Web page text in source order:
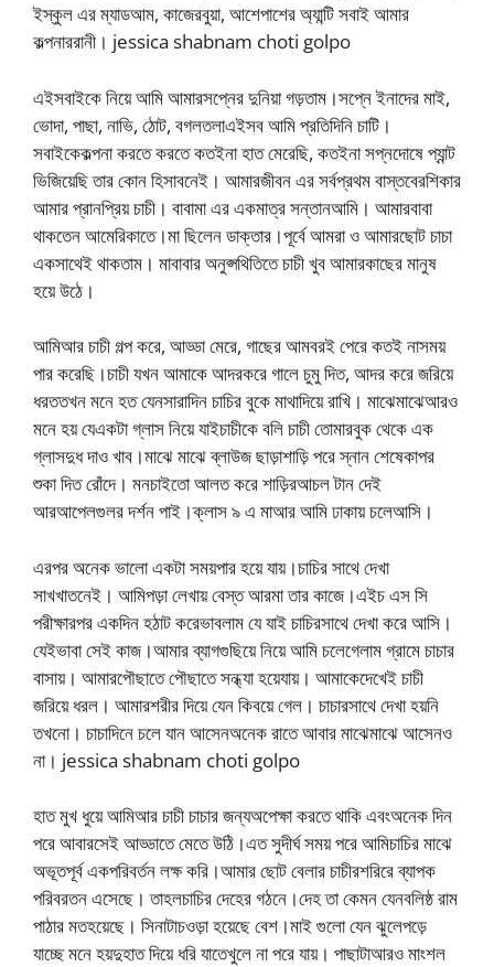
ইস্কুল এর ম্যাডআম, কাজেরবুয়া, আশেপাশের অ্যান্টি সবাই আমার
কল্পনাররানী। jessica shabnam choti golpo
এইসবাইকে নিয়ে আমি আমারসপ্নের দুনিয়া গড়তাম।সপ্নে ইনাদের মাই,
ভোদা, পাছা, নাভি, ঠোট, বগলতলাএইসব আমি প্রতিদিনি চাটি।
সবাইকেকল্পনা করতে করতে কতইনা হাত মেরেছি, কতইনা সপ্নদোষে প্যান্ট
ভিজিয়েছি তার কোন হিসাবনেই। আমারজীবন এর সর্বপ্রথম বাস্তবেরশিকার
আমার প্রানপ্রিয় চাচী। বাবামা এর একমাত্র সন্তানআমি। আমারবাবা
থাকতেন আমেরিকাতে।মা ছিলেন ডাক্তার।পূর্বে আমরা ও আমারছোট চাচা
একসাথেই থাকতাম। মাবাবার অনুপ্সথিতিতে চাচী খুব আমারকাছের মানুষ
হয়ে উঠে।
আমিআর চাচী গল্প করে, আড্ডা মেরে, গাছের আমবরই পেরে কতই নাসময়
পার করেছি।চাচী যখন আমাকে আদরকরে গালে চুমু দিত, আদর করে জরিয়ে
ধরততখন মনে হত যেনসারাদিন চাচির বুকে মাথাদিয়ে রাখি। মাঝেমাঝেআরও
মনে হয় যেএকটা গ্লাস নিয়ে যাইচাচীকে বলি চাচী তোমারবুক থেকে এক
গ্লাসদুধ দাও খাব।মাঝে মাঝে ব্লাউজ ছাড়াশাড়ি পরে স্নান শেষেকাপর
শুকা দিত রোঁদে। মনচাইতো আলত করে শাড়িরআচল টান দেই
আরআপেলগুলর দর্শন পাই।ক্লাস ৯ এ মাআর আমি ঢাকায় চলেআসি।
এরপর অনেক ভালো একটা সময়পার হয়ে যায়।চাচির সাথে দেখা
সাখখাতনেই। আমিপড়া লেখায় বেস্ত আরমা তার কাজে।এইচ এস সি
পরীক্ষারপর একদিন হঠাট করেভাবলাম যে যাই চাচিরসাথে দেখা করে আসি।
যেইভাবা সেই কাজ।আমার ব্যাগগুছিয়ে নিয়ে আমি চলেগেলাম গ্রামে চাচার
বাসায়। আমারপৌছাতে পৌছাতে সন্ধ্যা হয়েযায়। আমাকেদেখেই চাচী
জরিয়ে ধরল। আমারশরীর দিয়ে যেন কিবয়ে গেল। চাচারসাথে দেখা হয়নি
তখনো। চাচাদিনে চলে যান আসেনঅনেক রাতে আবার মাঝেমাঝে আসেনও
না। jessica shabnam choti golpo
হাত মুখ ধুয়ে আমিআর চাচী চাচার জন্যঅপেক্ষা করতে থাকি এবংঅনেক দিন
পরে আবারসেই আড্ডাতে মেতে উঠি।এত সুদীর্ঘ সময় পরে আমিচাচির মাঝে
অভূতপূর্ব একপরিবর্তন লক্ষ করি।আমার ছোট বেলার চাচীরশরিরে ব্যাপক
পরিবরতন এসেছে। তাহলচাচির দেহের গঠনে।দেহ তা কেমন যেনবলিষ্ঠ রাম
পাঠার মতহয়েছে। সিনাটাচওড়া হয়েছে বেশ।মাই গুলো যেন ঝুলেপড়ে
যাচ্ছে মনে হয়দুহাত দিয়ে ধরি যাতেখুলে না পরে যায়। পাছাটাআরও মাংশল